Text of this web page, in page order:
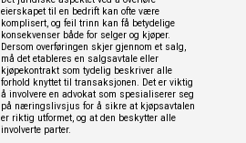
eierskapet til en bedrift kan ofte være
komplisert, og feil trinn kan få betydelige
konsekvenser både for selger og kjøper.
Dersom overføringen skjer gjennom et salg,
må det etableres en salgsavtale eller
kjøpekontrakt som tydelig beskriver alle
forhold knyttet til transaksjonen. Det er viktig
å involvere en advokat som spesialiserer seg
på næringslivsjus for å sikre at kjøpsavtalen
er riktig utformet, og at den beskytter alle
involverte parter.